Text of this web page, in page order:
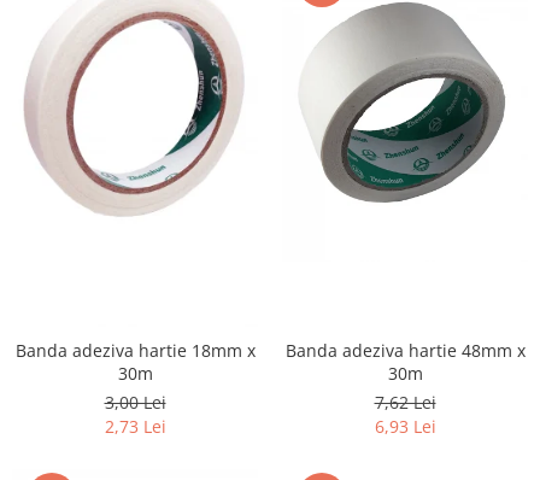
Banda adeziva hartie 18mm x
30m
3,00 Lei
2,73 Lei
Banda adeziva hartie 48mm x
30m
7,62 Lei
6,93 Lei